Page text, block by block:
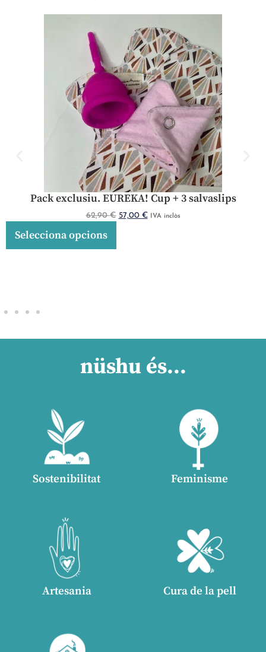
Pack exclusiu. EUREKA! Cup + 3 salvaslips
62,90€ 57,00 € IVA inclòs
Selecciona opcions
nüshu és...
Sostenibilitat Feminisme
Artesania Cura de la pell